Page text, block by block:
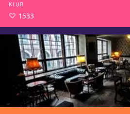
KLUB
1533